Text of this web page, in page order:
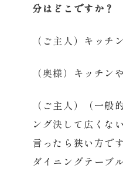
分はどこですか？
（ご主人）キッチ
（奥様）キッチン
（ご主人）（一般
ング決して広くな
言ったら狭い方で
ダイニングテーブ